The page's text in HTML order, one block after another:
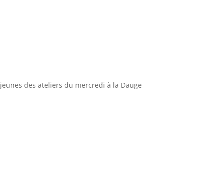
des ateliers du mercredi à la Dauge